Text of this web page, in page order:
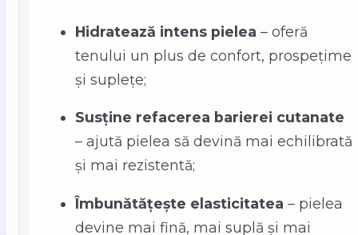
Hidratează intens pielea – oferă
tenului un plus de confort, prospețime
și suplețe;
Susține refacerea barierei cutanate
– ajută pielea să devină mai echilibrată
și mai rezistentă;
Îmbunătățește elasticitatea – pielea
devine mai fină, mai suplă și mai